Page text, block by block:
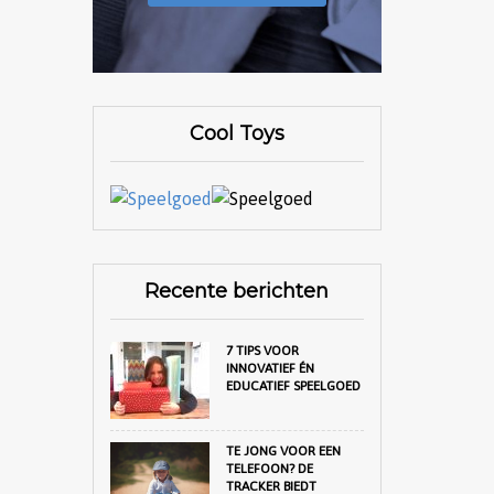
Cool Toys
Recente berichten
7 TIPS VOOR
INNOVATIEF ÉN
EDUCATIEF SPEELGOED
TE JONG VOOR EEN
TELEFOON? DE
TRACKER BIEDT